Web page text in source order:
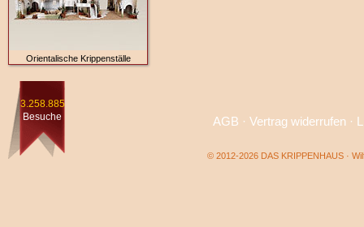
Orientalische Krippenställe
3.258.885
Besuche
AGB · Vertrag widerrufen·
© 2012-2026 DAS KRIPPENHAUS ·